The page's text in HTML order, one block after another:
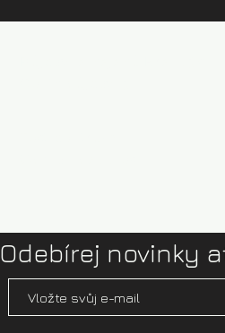
Odebírej novinky